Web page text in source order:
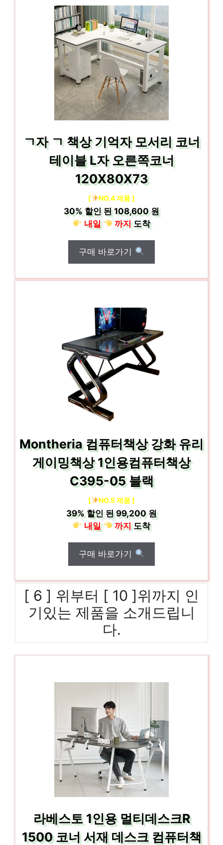
ㄱ자 ㄱ 책상 기억자 모서리 코너
테이블 L자 오른쪽코너
120X80X73
[ NO.4 제품 ]
30% 할인 된108,600 원
내일
까지도착
구매 바로가기
Montheria 컴퓨터책상 강화 유리
게이밍책상 1인용컴퓨터책상
C395-05 블랙
[ NO.5 제품 ]
39% 할인 된99,200 원
내일
까지도착
구매 바로가기
[ 6 ] 위부터 [ 10 ]위까지 인
기있는 제품을 소개드립니
다.
라베스토 1인용 멀티데스크R
1500 코너 서재 데스크 컴퓨터책